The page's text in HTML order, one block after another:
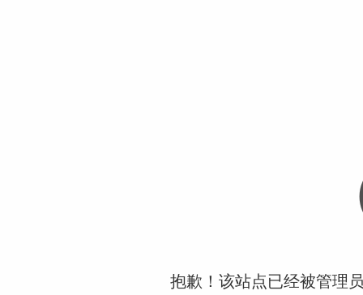
抱歉！该站点已经被管理